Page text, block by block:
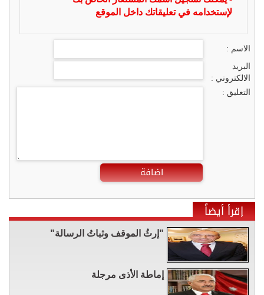
لإستخدامه في تعليقاتك داخل الموقع
الاسم :
البريد
الالكتروني :
التعليق :
اضافة
إقرأ أيضاً
"إرثُ الموقف وثباتُ الرسالة"
إماطة الأذى مرجلة